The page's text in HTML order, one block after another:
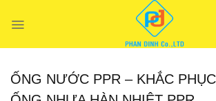
đến
ỐNG NƯỚC PPR – KHẮC